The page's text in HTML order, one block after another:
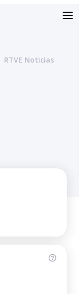
RTVE Noticias